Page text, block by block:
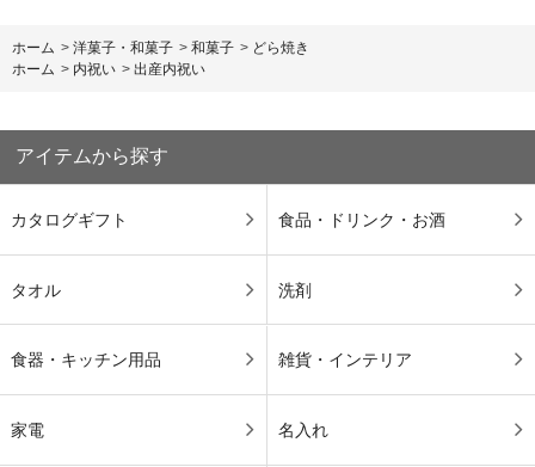
ホーム > 洋菓子・和菓子 > 和菓子 > どら焼き
ホーム > 内祝い > 出産内祝い
アイテムから探す
カタログギフト 食品・ドリンク・お酒
タオル 洗剤
食器・キッチン用品 雑貨・インテリア
家電 名入れ